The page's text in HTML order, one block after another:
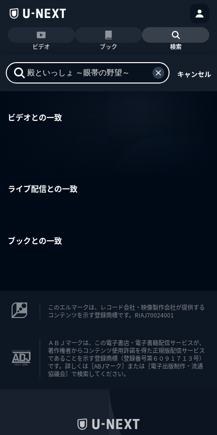
ビデオ ブック 検索
キャンセル
ビデオとの一致
ライブ配信との一致
ブックとの一致
このエルマークは、レコード会社・映像製作会社が提供する
コンテンツを示す登録商標です。RIAJ70024001
ＡＢＪマークは、この電子書店・電子書籍配信サービスが、
著作権者からコンテンツ使用許諾を得た正規版配信サービス
であることを示す登録商標（登録番号第６０９１７１３号）
です。詳しくは［ABJマーク］または［電子出版制作・流通
協議会］で検索してください。